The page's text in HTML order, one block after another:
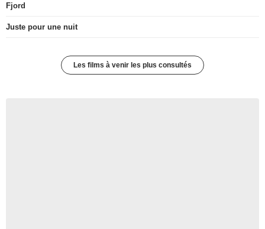
Fjord
Juste pour une nuit
Les films à venir les plus consultés